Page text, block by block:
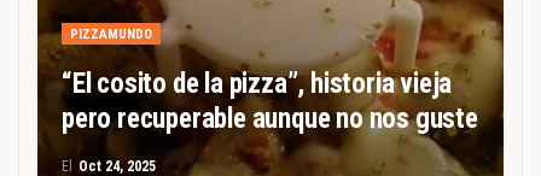
PIZZAMUNDO
“El cosito de la pizza”, historia vieja
pero recuperable aunque no nos guste
El Oct 24, 2025